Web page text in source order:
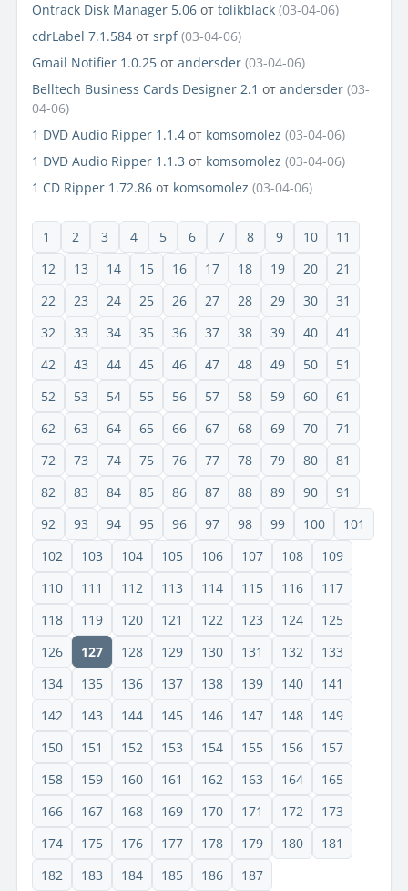
Ontrack Disk Manager 5.06 от tolikblack (03-04-06)
cdrLabel 7.1.584 от srpf (03-04-06)
Gmail Notifier 1.0.25 от andersder (03-04-06)
Belltech Business Cards Designer 2.1 от andersder (03-
04-06)
1 DVD Audio Ripper 1.1.4 от komsomolez (03-04-06)
1 DVD Audio Ripper 1.1.3 от komsomolez (03-04-06)
1 CD Ripper 1.72.86 от komsomolez (03-04-06)
1 2 3 4 5 6 7 8 9 10
11
12
13 14 15 16 17 18 19 20
21
22
23 24 25 26 27 28 29 30
31
32
33 34 35 36 37 38 39 40
41
42
43 44 45 46 47 48 49 50
51
52
53 54 55 56 57 58 59 60
61
62
63 64 65 66 67 68 69 70
71
72
73 74 75 76 77 78 79 80
81
82
83 84 85 86 87 88 89 90
91
92
93 94 95 96 97 98 99 100
101
102
103 104 105 106 107 108
109
110
111 112 113 114 115 116
117
118
119 120 121 122 123 124
125
126
127 128 129 130 131 132
133
134
135 136 137 138 139 140
141
142
143 144 145 146 147 148
149
150
151 152 153 154 155 156
157
158
159 160 161 162 163 164
165
166
167 168 169 170 171 172
173
174
175 176 177 178 179 180
181
182
183 184 185 186 187